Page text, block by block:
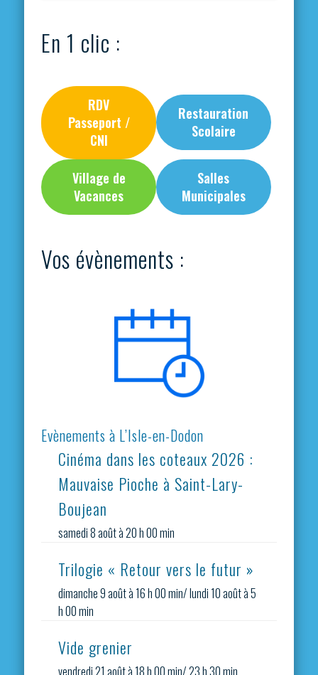
En 1 clic :
RDV
Passeport /
CNI
Restauration
Scolaire
Village de
Vacances
Salles
Municipales
Vos évènements :
Evènements à L’Isle-en-Dodon
Cinéma dans les coteaux 2026 :
Mauvaise Pioche à Saint-Lary-
Boujean
samedi 8 août à 20 h 00 min
Trilogie « Retour vers le futur »
dimanche 9 août à 16 h 00 min/lundi 10 août à 5
h 00 min
Vide grenier
vendredi 21 août à 18 h 00 min/23 h 30 min